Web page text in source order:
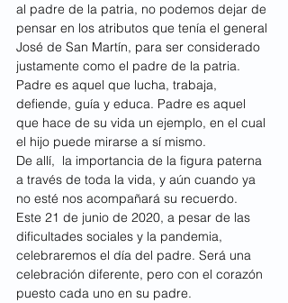
al padre de la patria, no podemos dejar de
pensar en los atributos que tenía el general
José de San Martín, para ser considerado
justamente como el padre de la patria.
Padre es aquel que lucha, trabaja,
defiende, guía y educa. Padre es aquel
que hace de su vida un ejemplo, en el cual
el hijo puede mirarse a sí mismo.
De allí,  la importancia de la figura paterna
a través de toda la vida, y aún cuando ya
no esté nos acompañará su recuerdo.
Este 21 de junio de 2020, a pesar de las
dificultades sociales y la pandemia,
celebraremos el día del padre. Será una
celebración diferente, pero con el corazón
puesto cada uno en su padre.